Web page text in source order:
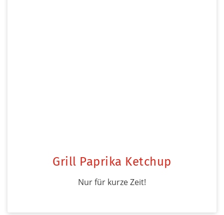
Grill Paprika Ketchup
Nur für kurze Zeit!